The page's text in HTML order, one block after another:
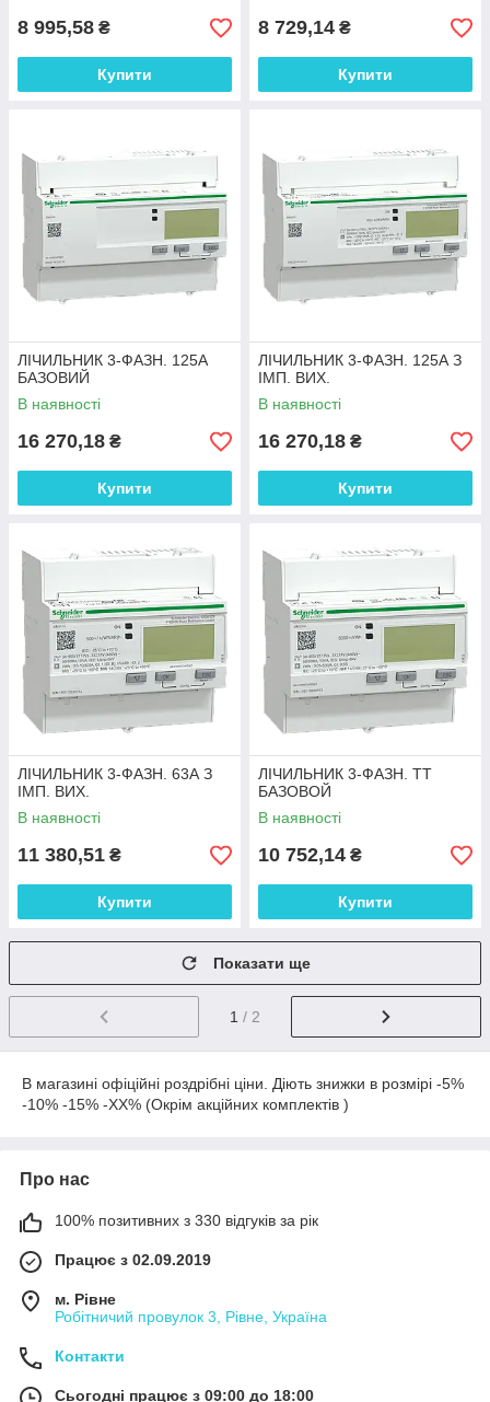
8 995,58 ₴
Купити
8 729,14 ₴
Купити
ЛІЧИЛЬНИК 3-ФАЗН. 125А
БАЗОВИЙ
В наявності
16 270,18 ₴
Купити
ЛІЧИЛЬНИК 3-ФАЗН. 125А З
ІМП. ВИХ.
В наявності
16 270,18 ₴
Купити
ЛІЧИЛЬНИК 3-ФАЗН. 63А З
ІМП. ВИХ.
В наявності
11 380,51 ₴
Купити
ЛІЧИЛЬНИК 3-ФАЗН. ТТ
БАЗОВОЙ
В наявності
10 752,14 ₴
Купити
Показати ще
1 / 2
В магазині офіційні роздрібні ціни. Діють знижки в розмірі -5%
-10% -15% -ХХ% (Окрім акційних комплектів )
Про нас
100% позитивних з 330 відгуків за рік
Працює з 02.09.2019
м. Рівне
Робітничий провулок 3, Рівне, Україна
Контакти
Сьогодні працює з 09:00 до 18:00